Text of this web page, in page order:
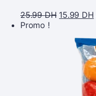
25.99DH 15.99 DH
Promo !